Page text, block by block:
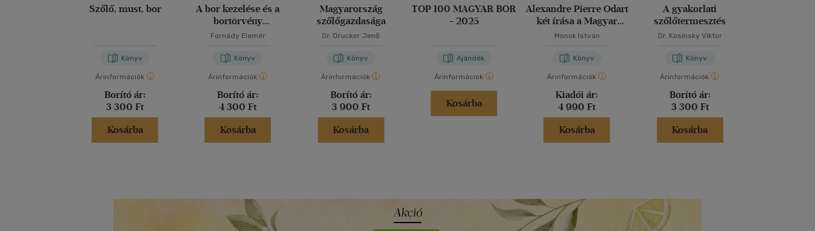
Szőlő, must, bor
Könyv
Árinformációk
Borító ár:
3 300 Ft
Kosárba
A bor kezelése és a
bortörvény
magyarázata
Fornády Elemér
Könyv
Árinformációk
Borító ár:
4 300 Ft
Kosárba
Magyarország
szőlőgazdasága
Dr. Drucker Jenő
Könyv
Árinformációk
Borító ár:
3 900 Ft
Kosárba
TOP 100 MAGYAR BOR
- 2025
Ajándék
Árinformációk
Kosárba
Alexandre Pierre Odart
két írása a Magyar
Királyság szőlőiről és
Monok István
Könyv
Árinformációk
Kiadói ár:
4 990 Ft
Kosárba
A gyakorlati
szőlőtermesztés
Dr. Kosinsky Viktor
Könyv
Árinformációk
Borító ár:
3 300 Ft
Kosárba